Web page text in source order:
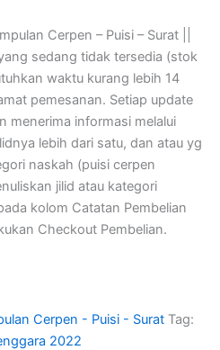
Cerpen – Puisi – Surat ||
sedang tidak tersedia (stok
waktu kurang lebih 14
pemesanan. Setiap update
menerima informasi melalui
lebih dari satu, dan atau yg
naskah (puisi cerpen
jilid atau kategori
kolom Catatan Pembelian
Checkout Pembelian.
Cerpen - Puisi - Surat Tag:
2022